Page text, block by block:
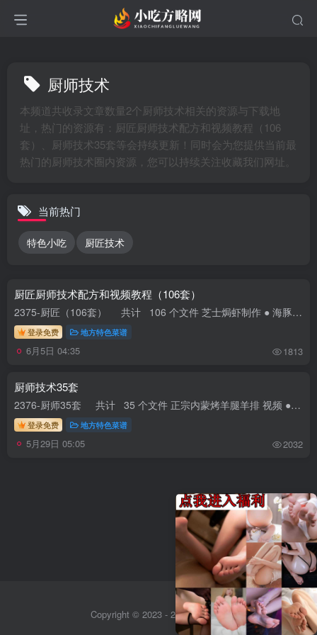
厨师技术
本频道共收录文章数量2个厨师技术相关的资源与下载地
址，热门的资源有：厨匠厨师技术配方和视频教程（106
套）、厨师技术35套等会持续更新！同时会为您提供当前最
热门的厨师技术圈内资源，您可以持续关注收藏我们网址。
当前热门
特色小吃 厨匠技术
厨匠厨师技术配方和视频教程（106套）
2375-厨匠（106套） 共计 106 个文件 芝士焗虾制作 ● 海豚知道-厨匠许哥 共计 1 个文件 01_芝士焗虾制作.mp4 大小 29.26M 招牌脆皮茄子制作 ● 海...
登录免费 地方特色菜谱
6月5日 04:35 1813
厨师技术35套
2376-厨师35套 共计 35 个文件 正宗内蒙烤羊腿羊排 视频 ● 海豚知道-鹏厨美食分享 共计 1 个文件 01_正宗内蒙烤羊腿羊排 视频.mp4 大小 81.00M 招...
登录免费 地方特色菜谱
5月29日 05:05 2032
Copyright © 2023 - 2026Sitemap